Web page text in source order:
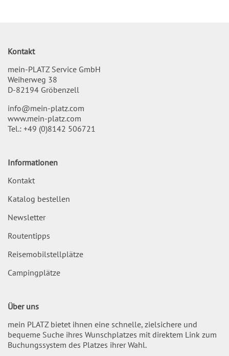
Kontakt
mein-PLATZ Service GmbH
Weiherweg 38
D-82194 Gröbenzell
info@mein-platz.com
www.mein-platz.com
Tel.: +49 (0)8142 506721
Informationen
Kontakt
Katalog bestellen
Newsletter
Routentipps
Reisemobilstellplätze
Campingplätze
Über uns
mein PLATZ bietet ihnen eine schnelle, zielsichere und
bequeme Suche ihres Wunschplatzes mit direktem Link zum
Buchungssystem des Platzes ihrer Wahl.